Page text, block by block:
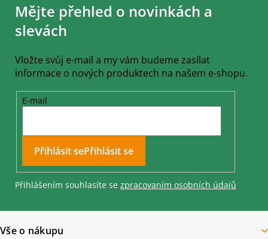
Mějte přehled o novinkách a
slevách
Vložte svůj e-mail a my vám budeme zasílat
informace o nových produktech na našem e-shopu.
E-mail
Přihlásit se
Přihlášením souhlasíte se zpracovaním osobních údajů
Vše o nákupu